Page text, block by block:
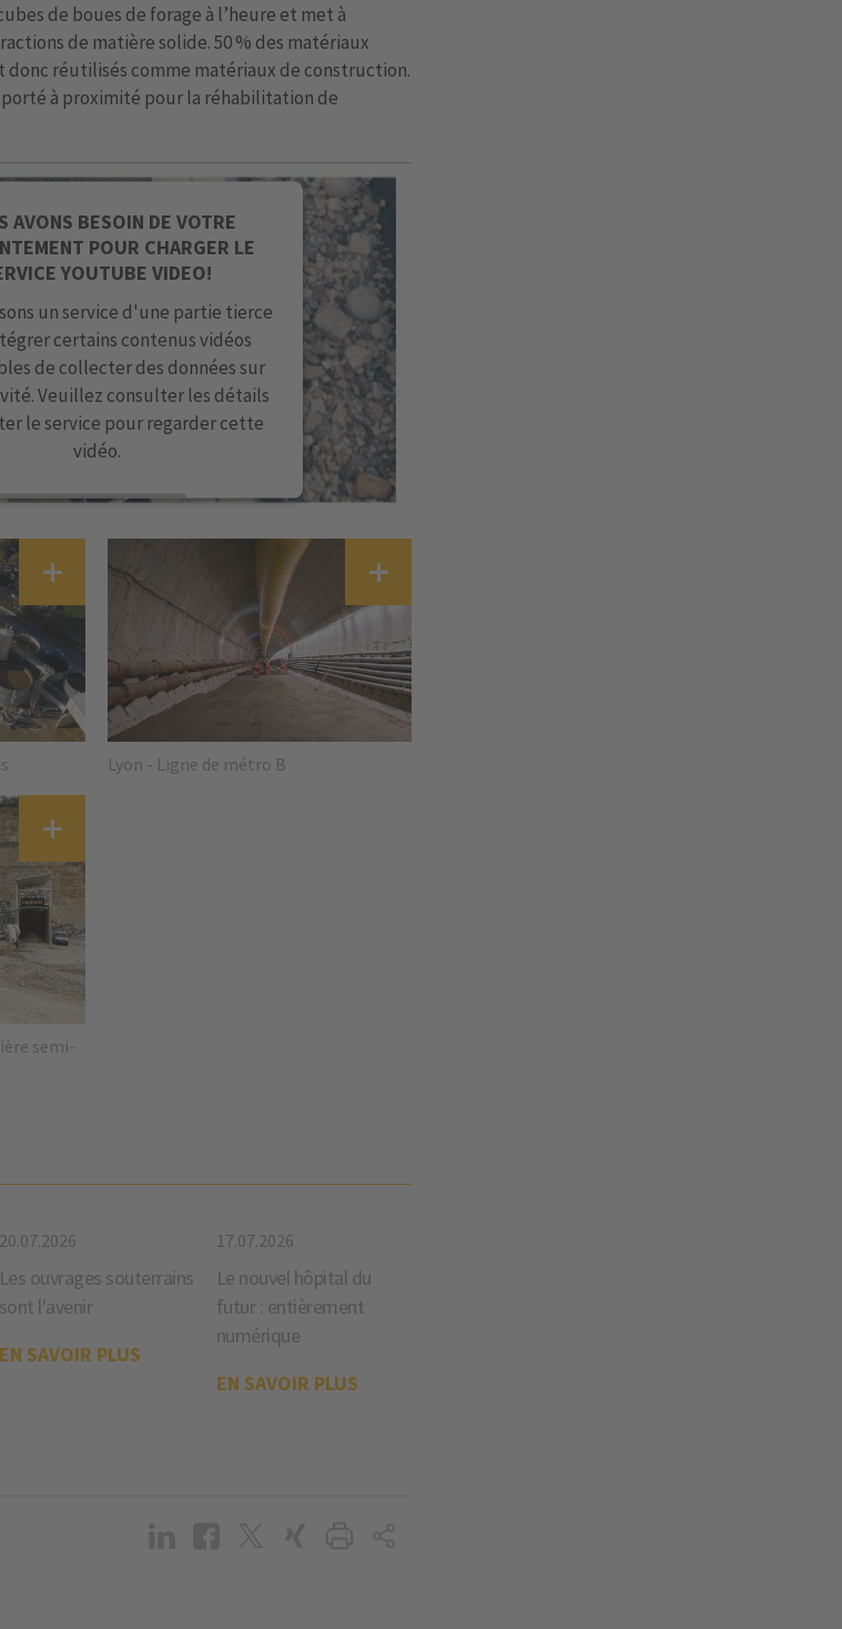
de boues de forage à l’heure et met à
de matière solide. 50 % des matériaux
donc réutilisés comme matériaux de construction.
à proximité pour la réhabilitation de
AVONS BESOIN DE VOTRE
POUR CHARGER LE
YOUTUBE VIDEO!
un service d'une partie tierce
certains contenus vidéos
de collecter des données sur
Veuillez consulter les détails
le service pour regarder cette
vidéo.
ACCEPTER
Usercentrics Consent Management
Lyon - Ligne de métro B
semi-
20.07.2026
Les ouvrages souterrains
sont l'avenir
EN SAVOIR PLUS
17.07.2026
Le nouvel hôpital du
futur : entièrement
numérique
EN SAVOIR PLUS